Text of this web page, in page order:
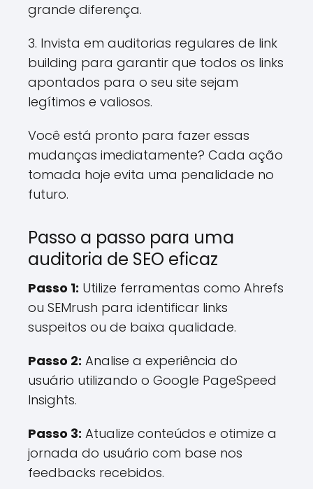
grande diferença.
3. Invista em auditorias regulares de link
building para garantir que todos os links
apontados para o seu site sejam
legítimos e valiosos.
Você está pronto para fazer essas
mudanças imediatamente? Cada ação
tomada hoje evita uma penalidade no
futuro.
Passo a passo para uma
auditoria de SEO eficaz
Passo 1: Utilize ferramentas como Ahrefs
ou SEMrush para identificar links
suspeitos ou de baixa qualidade.
Passo 2: Analise a experiência do
usuário utilizando o Google PageSpeed
Insights.
Passo 3: Atualize conteúdos e otimize a
jornada do usuário com base nos
feedbacks recebidos.